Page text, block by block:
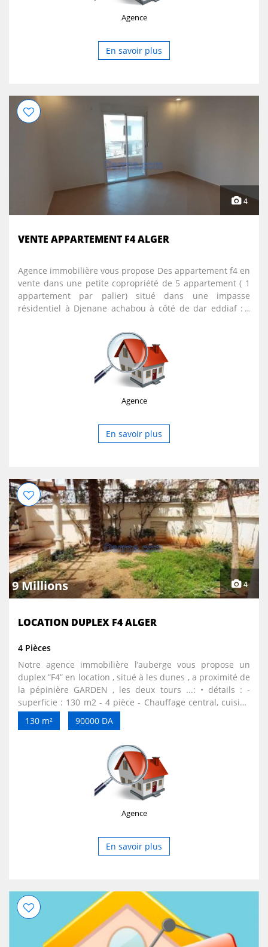
Houariimmobilier@gmail.com Adresse : Cité Sghir
Coopérative DEBIH SID AHMED (coté cité Cnep) au
Agence
En savoir plus
4
VENTE APPARTEMENT F4 ALGER
Agence immobilière vous propose Des appartement f4 en
vente dans une petite copropriété de 5 appartement ( 1
appartement par palier) situé dans une impasse
résidentiel à Djenane achabou à côté de dar eddiaf : -
milliard 800 millions négociable • chaque appartements
contient une place de stationnement. •toute commodité:
chauffage central, cuisine équipée... Pour plus d’info
contactez-nous par tel au : 0556 / 54 / 21 / 40
Agence
En savoir plus
9 Millions 4
LOCATION DUPLEX F4 ALGER
4 Pièces
Notre agence immobilière l’auberge vous propose un
duplex ”F4” en location , situé à les dunes , a proximité de
la pépinière GARDEN , les deux tours ...: • détails : -
superficie : 130 m2 - 4 pièce - Chauffage central, cuisine
équipée - jardin - garage • prix : 90 000 DA ( 9 millions)
négociable. • pour plus d’info ou organiser une visite
130 m² 90000 DA
Agence
En savoir plus